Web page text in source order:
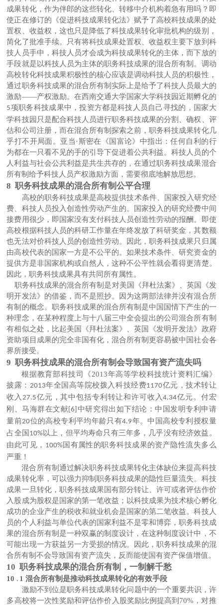
成果转化，作为伴郎的这些转化、转移中介机构着急有用吗？即
使正在修订的《促进科技成果转化法》赋予了高校科技成果的处
置权、收益权，这也只是降低了科技成果转化审批机构的级别，
简化了批准手续。只有将科技成果处置权、收益权主要下放到科
技人员手中，科技人员才会成为科技成果转化的主体，而下放的
手段就是以科技人员为主体的职务科技成果的混合所有制。调动
高校转化科技成果积极性的核心应该是调动科技人员的积极性，
通过职务科技成果的混合所有制实际上是给予了科技人员最大的
激励——产权激励。在西南交通大学国家大学科技园近期孵化的
5项职务科技成果中，投资方都是科技人员自己寻找的，国家大
学科技园只是配合科技人员进行职务科技成果的分割、确权、评
估和公司注册，而在混合所有制探索之前，职务科技成果转化几
乎打不开局面。亚当·斯密在《国富论》中指出：任何自利的行
为都在一只看不见的手的引导下促进着公共利益。科技人员的个
人利益与社会公共利益是共生共存的，在通过职务科技成果混合
所有制给予科技人员产权激励方面，需要彻底地解放思想。
8 职务科技成果的混合所有制公平合理
高校的职务科技成果是高校提供技术条件、国家投入研究经
费、科技人员投入创造性劳动产生的。国家投入的研究经费中间
接费用很少，即国家没有支付科技人员创造性劳动的报酬。即使
高校根据科技人员的科研工作量在年终发放了科研奖金，其数额
也无法对价科技人员的创造性劳动。因此，职务科技成果只归属
由高校代表的国家一方是不公平的。如果技术条件、研究资金的
提供方是非国家机构或自然人，这种不公平性就会看得更清楚。
因此，职务科技成果具有共同所有属性。
职务科技成果的混合所有制是对美国《拜杜法案》、英国《发
明开发法》的借鉴，而不是照抄。因为这两部法律并没有混合所
有制的概念。职务科技成果的混合所有制是中国国情下产生的一
种理念，在某种程度上与十八届三中全会提出的公司混合所有制
有相似之处，比起美国《拜杜法案》、英国《发明开发法》政府
资助项目成果的完全非国有化，混合所有制更容易被中国社会各
界所接受。
9 职务科技成果的混合所有制会导致国有资产流失吗
根据教育部科技司《2013年高等学校科技统计资料汇编》
披露： 2013年全国高等院校拨入科技经费1170亿元，技术转让
收入 27.5亿元，其中包括专利转让和许可收入4.34亿元。付宏
刚、马海群在文献 [6] 中研究得出如下结论：中国发明专利申请
量前20位的高校专利平均年龄只有4.9年。中国高校专利授权量
占全国 10%以上，但平均寿命只有三年多，几乎没有经济效益。
由此可见， 100%国有属性的职务科技成果的资产隐性流失多么
严重！
混合所有制通过解决职务科技成果转化主体缺位来提高科技
成果转化率，可以强力抑制职务科技成果的隐性巨量流失。科技
成果一旦转化，职务科技成果国有部分转让、许可或者评估作价
入股成为股权是国家的第一笔收益；以科技成果为技术核心孵化
成功的企业产生的税收和就业机会是国家的第二笔收益。科技人
员的个人利益与单位代表的国家利益不是零和博弈，职务科技成
果的混合所有制是一种双赢的制度设计，在这种制度设计中，不
可能出现一方获益另一方受损的情况。因此，职务科技成果的混
合所有制不会导致国有资产流失，反而能使国有资产保值增值。
10 职务科技成果的混合所有制，一制解千愁
10 . 1 混合所有制是推动科技成果转化的有效手段
激励不到位是职务科技成果转化问题中的一个重要共识，许
多高校将一次性奖励和评估作价入股奖励比例提高到 70% ，对推